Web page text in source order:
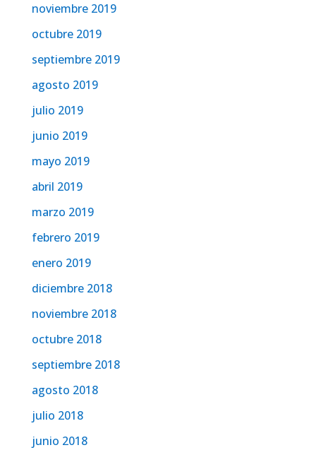
noviembre 2019
octubre 2019
septiembre 2019
agosto 2019
julio 2019
junio 2019
mayo 2019
abril 2019
marzo 2019
febrero 2019
enero 2019
diciembre 2018
noviembre 2018
octubre 2018
septiembre 2018
agosto 2018
julio 2018
junio 2018